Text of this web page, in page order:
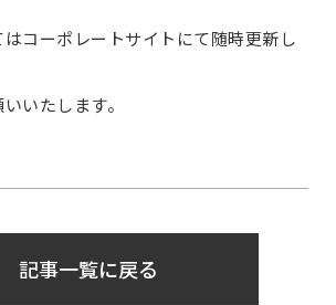
コーポレートサイトにて随時更新し
いたします。
記事一覧に戻る